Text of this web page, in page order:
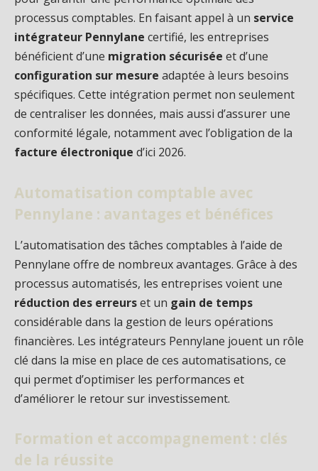
processus comptables. En faisant appel à un service
intégrateur Pennylane certifié, les entreprises
bénéficient d’une migration sécurisée et d’une
configuration sur mesure adaptée à leurs besoins
spécifiques. Cette intégration permet non seulement
de centraliser les données, mais aussi d’assurer une
conformité légale, notamment avec l’obligation de la
facture électronique d’ici 2026.
Automatisation comptable avec
Pennylane : avantages et bénéfices
L’automatisation des tâches comptables à l’aide de
Pennylane offre de nombreux avantages. Grâce à des
processus automatisés, les entreprises voient une
réduction des erreurset un gain de temps
considérable dans la gestion de leurs opérations
financières. Les intégrateurs Pennylane jouent un rôle
clé dans la mise en place de ces automatisations, ce
qui permet d’optimiser les performances et
d’améliorer le retour sur investissement.
Formation et accompagnement : clés
de la réussite